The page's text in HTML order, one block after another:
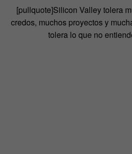
[pullquote]Silicon Valley tolera
credos, muchos proyectos y
tolera lo que no